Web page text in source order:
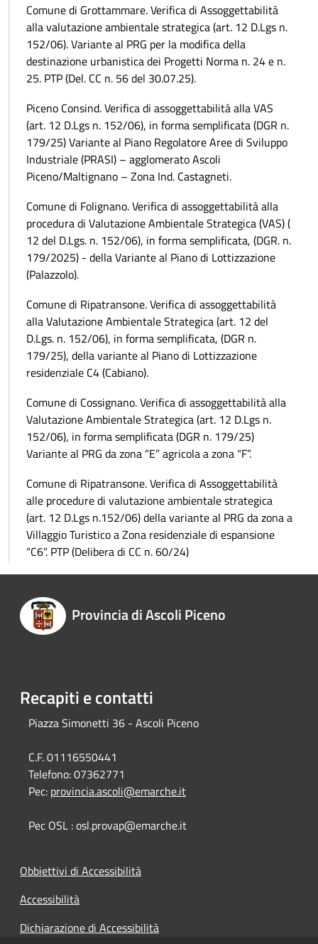
Comune di Grottammare. Verifica di Assoggettabilità
alla valutazione ambientale strategica (art. 12 D.Lgs n.
152/06). Variante al PRG per la modifica della
destinazione urbanistica dei Progetti Norma n. 24 e n.
25. PTP (Del. CC n. 56 del 30.07.25).
Piceno Consind. Verifica di assoggettabilità alla VAS
(art. 12 D.Lgs n. 152/06), in forma semplificata (DGR n.
179/25) Variante al Piano Regolatore Aree di Sviluppo
Industriale (PRASI) – agglomerato Ascoli
Piceno/Maltignano – Zona Ind. Castagneti.
Comune di Folignano. Verifica di assoggettabilità alla
procedura di Valutazione Ambientale Strategica (VAS) (
12 del D.Lgs. n. 152/06), in forma semplificata, (DGR. n.
179/2025) - della Variante al Piano di Lottizzazione
(Palazzolo).
Comune di Ripatransone. Verifica di assoggettabilità
alla Valutazione Ambientale Strategica (art. 12 del
D.Lgs. n. 152/06), in forma semplificata, (DGR n.
179/25), della variante al Piano di Lottizzazione
residenziale C4 (Cabiano).
Comune di Cossignano. Verifica di assoggettabilità alla
Valutazione Ambientale Strategica (art. 12 D.Lgs n.
152/06), in forma semplificata (DGR n. 179/25)
Variante al PRG da zona “E” agricola a zona “F”.
Comune di Ripatransone. Verifica di Assoggettabilità
alle procedure di valutazione ambientale strategica
(art. 12 D.Lgs n.152/06) della variante al PRG da zona a
Villaggio Turistico a Zona residenziale di espansione
“C6”. PTP (Delibera di CC n. 60/24)
Provincia di Ascoli Piceno
Recapiti e contatti
Piazza Simonetti 36 - Ascoli Piceno
C.F. 01116550441
Telefono:07362771
Pec: provincia.ascoli@emarche.it
Pec OSL : osl.provap@emarche.it
Obbiettivi di Accessibilità
Accessibilità
Dichiarazione di Accessibilità